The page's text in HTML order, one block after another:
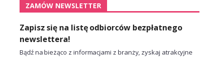
ZAMÓW NEWSLETTER
Zapisz się na listę odbiorców bezpłatnego
newslettera!
Bądź na bieżąco z informacjami z branży, zyskaj atrakcyjne